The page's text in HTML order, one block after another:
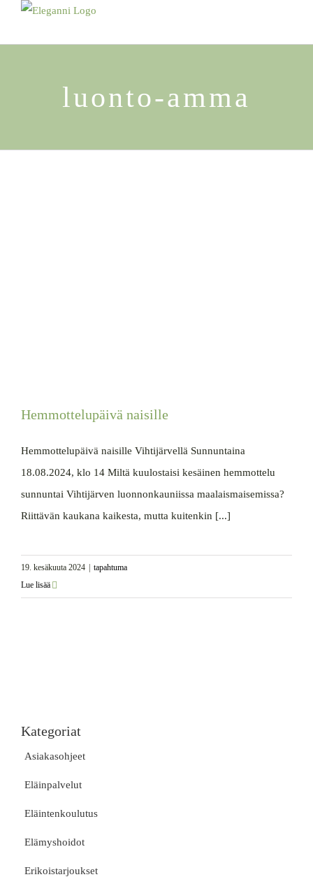
luonto-amma
Hemmottelupäivä naisille
Hemmottelupäivä naisille Vihtijärvellä Sunnuntaina
18.08.2024, klo 14 Miltä kuulostaisi kesäinen hemmottelu
sunnuntai Vihtijärven luonnonkauniissa maalaismaisemissa?
Riittävän kaukana kaikesta, mutta kuitenkin [...]
19. kesäkuuta 2024
tapahtuma
Lue lisää
Kategoriat
Asiakasohjeet
Eläinpalvelut
Eläintenkoulutus
Elämyshoidot
Erikoistarjoukset